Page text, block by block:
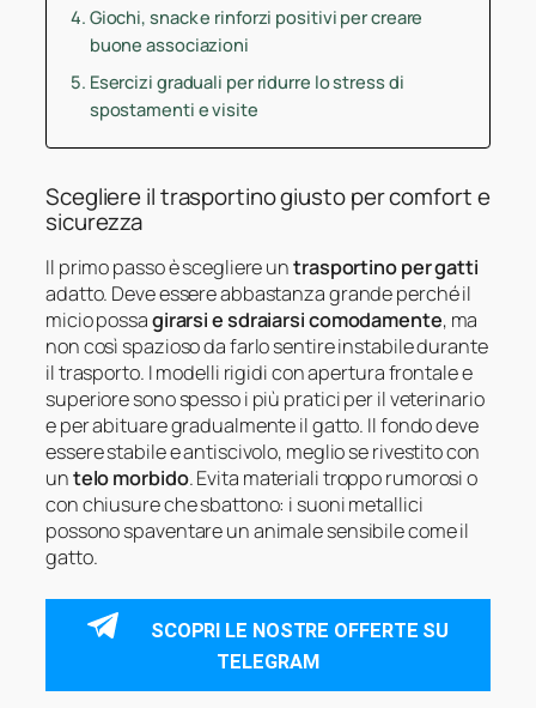
Giochi, snack e rinforzi positivi per creare
buone associazioni
Esercizi graduali per ridurre lo stress di
spostamenti e visite
Scegliere il trasportino giusto per comfort e
sicurezza
Il primo passo è scegliere untrasportino per gatti
adatto. Deve essere abbastanza grande perché il
micio possagirarsi e sdraiarsi comodamente, ma
non così spazioso da farlo sentire instabile durante
il trasporto. I modelli rigidi con apertura frontale e
superiore sono spesso i più pratici per il veterinario
e per abituare gradualmente il gatto. Il fondo deve
essere stabile e antiscivolo, meglio se rivestito con
untelo morbido. Evita materiali troppo rumorosi o
con chiusure che sbattono: i suoni metallici
possono spaventare un animale sensibile come il
gatto.
SCOPRI LE NOSTRE OFFERTE SU
TELEGRAM